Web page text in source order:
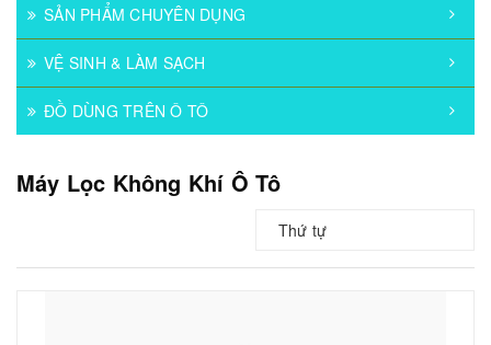
SẢN PHẨM CHUYÊN DỤNG
VỆ SINH & LÀM SẠCH
ĐỒ DÙNG TRÊN Ô TÔ
Máy Lọc Không Khí Ô Tô
Thứ tự